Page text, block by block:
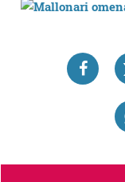
zerbitzuak